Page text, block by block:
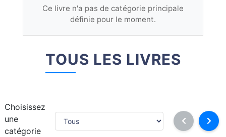
Ce livre n'a pas de catégorie principale
définie pour le moment.
TOUS LES LIVRES
Choisissez
une
catégorie